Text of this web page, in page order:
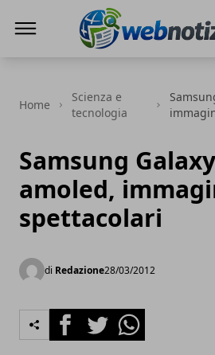
Home
Scienza e
tecnologia
Samsung
amoled,
spettacolari
di Redazione28/03/2012
FacebookTwitterWhatsapp